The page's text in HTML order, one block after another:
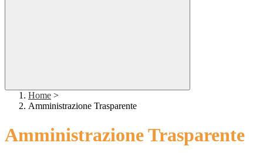
Home >
Amministrazione Trasparente
Amministrazione Trasparente